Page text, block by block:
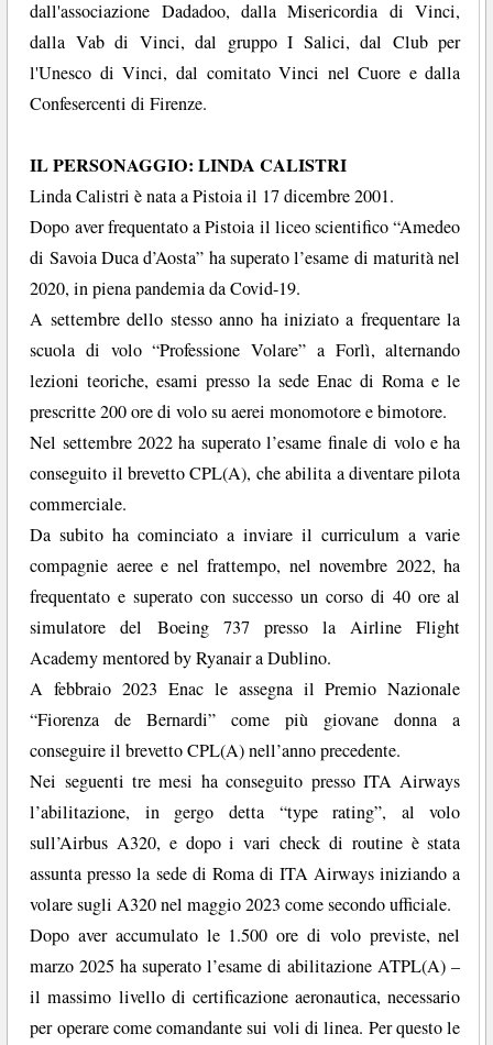
dall'associazione Dadadoo, dalla Misericordia di Vinci,
dalla Vab di Vinci, dal gruppo I Salici, dal Club per
l'Unesco di Vinci, dal comitato Vinci nel Cuore e dalla
Confesercenti di Firenze.
IL PERSONAGGIO: LINDA CALISTRI
Linda Calistri è nata a Pistoia il 17 dicembre 2001.
Dopo aver frequentato a Pistoia il liceo scientifico “Amedeo
di Savoia Duca d’Aosta” ha superato l’esame di maturità nel
2020, in piena pandemia da Covid-19.
A settembre dello stesso anno ha iniziato a frequentare la
scuola di volo “Professione Volare” a Forlì, alternando
lezioni teoriche, esami presso la sede Enac di Roma e le
prescritte 200 ore di volo su aerei monomotore e bimotore.
Nel settembre 2022 ha superato l’esame finale di volo e ha
conseguito il brevetto CPL(A), che abilita a diventare pilota
commerciale.
Da subito ha cominciato a inviare il curriculum a varie
compagnie aeree e nel frattempo, nel novembre 2022, ha
frequentato e superato con successo un corso di 40 ore al
simulatore del Boeing 737 presso la Airline Flight
Academy mentored by Ryanair a Dublino.
A febbraio 2023 Enac le assegna il Premio Nazionale
“Fiorenza de Bernardi” come più giovane donna a
conseguire il brevetto CPL(A) nell’anno precedente.
Nei seguenti tre mesi ha conseguito presso ITA Airways
l’abilitazione, in gergo detta “type rating”, al volo
sull’Airbus A320, e dopo i vari check di routine è stata
assunta presso la sede di Roma di ITA Airways iniziando a
volare sugli A320 nel maggio 2023 come secondo ufficiale.
Dopo aver accumulato le 1.500 ore di volo previste, nel
marzo 2025 ha superato l’esame di abilitazione ATPL(A) –
il massimo livello di certificazione aeronautica, necessario
per operare come comandante sui voli di linea. Per questo le